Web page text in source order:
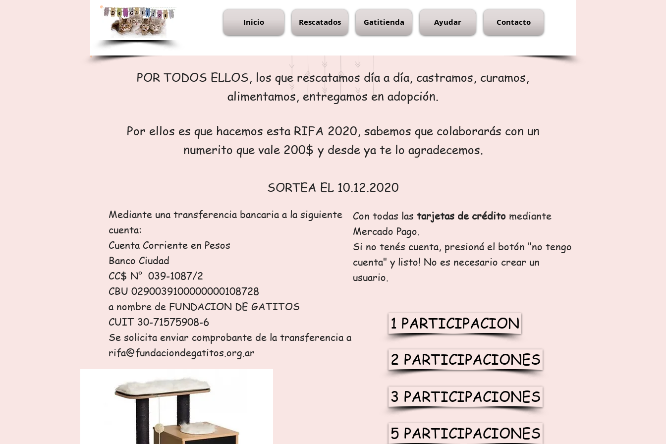
Inicio Rescatados Gatitienda Ayudar Contacto
POR TODOS ELLOS, los que rescatamos día a día, castramos, curamos,
alimentamos, entregamos en adopción.
Por ellos es que hacemos esta RIFA 2020, sabemos que colaborarás con un
numerito que vale 200$ y desde ya te lo agradecemos.
SORTEA EL 10.12.2020
Mediante una transferencia bancaria a la siguiente
cuenta:
Cuenta Corriente en Pesos
Banco Ciudad
CC$ N° 039-1087/2
CBU 0290039100000000108728
a nombre de FUNDACION DE GATITOS
CUIT 30-71575908-6
Se solicita enviar comprobante de la transferencia a
rifa@fundaciondegatitos.org.ar
Con todas las tarjetas de crédito mediante
Mercado Pago.
Si no tenés cuenta, presioná el botón "no tengo
cuenta" y listo! No es necesario crear un
usuario.
1 PARTICIPACION
2 PARTICIPACIONES
3 PARTICIPACIONES
5 PARTICIPACIONES